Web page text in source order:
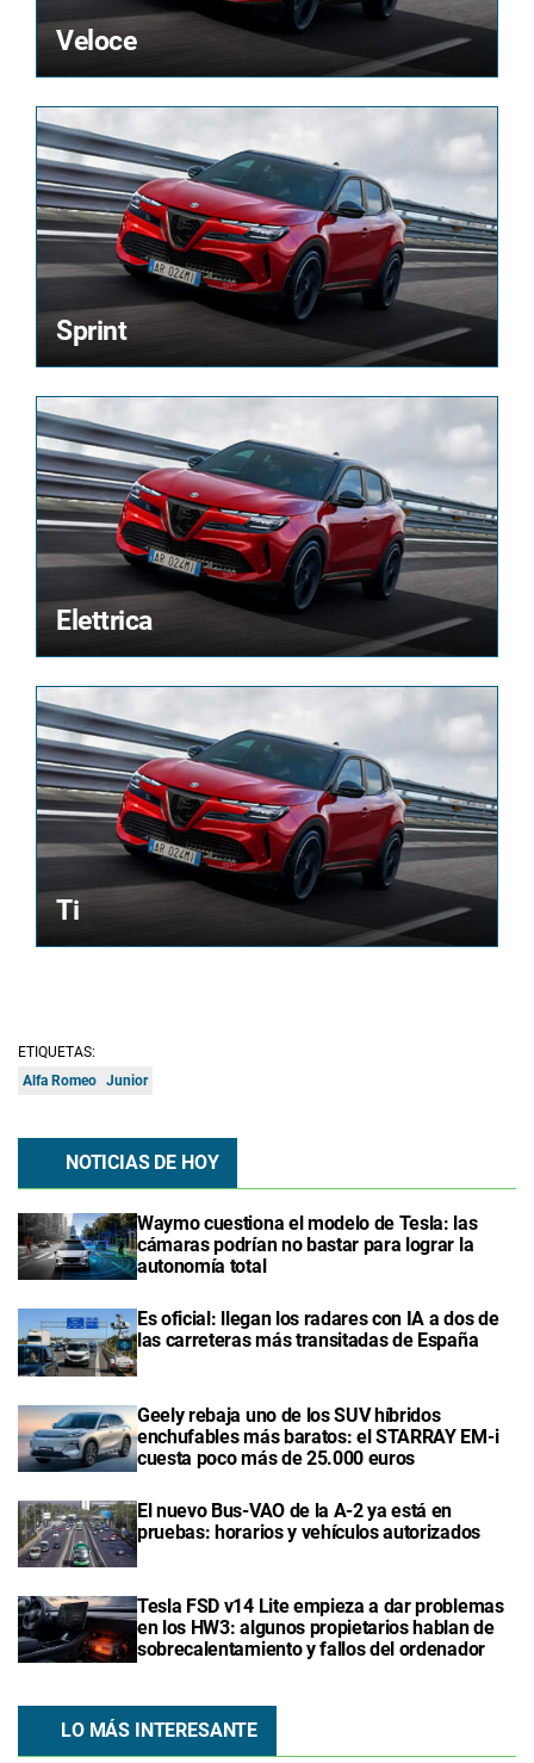
Veloce
Sprint
Elettrica
Ti
ETIQUETAS:
Alfa Romeo Junior
NOTICIAS DE HOY
Waymo cuestiona el modelo de Tesla: las
cámaras podrían no bastar para lograr la
autonomía total
Es oficial: llegan los radares con IA a dos de
las carreteras más transitadas de España
Geely rebaja uno de los SUV híbridos
enchufables más baratos: el STARRAY EM-i
cuesta poco más de 25.000 euros
El nuevo Bus-VAO de la A-2 ya está en
pruebas: horarios y vehículos autorizados
Tesla FSD v14 Lite empieza a dar problemas
en los HW3: algunos propietarios hablan de
sobrecalentamiento y fallos del ordenador
LO MÁS INTERESANTE